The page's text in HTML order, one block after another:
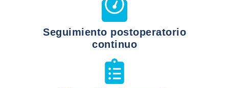
Seguimiento postoperatorio
continuo